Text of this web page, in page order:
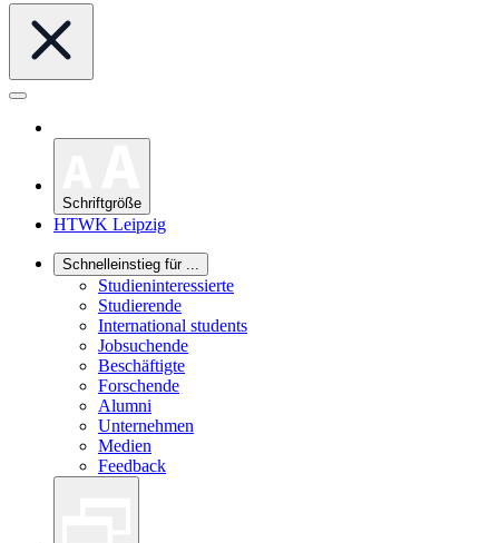
Schriftgröße
HTWK Leipzig
Schnelleinstieg für ...
Studieninteressierte
Studierende
International students
Jobsuchende
Beschäftigte
Forschende
Alumni
Unternehmen
Medien
Feedback